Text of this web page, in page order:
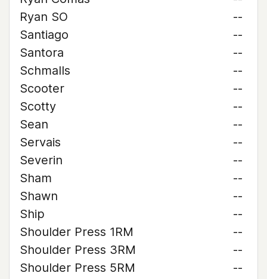
Ryan SO
--
Santiago
--
Santora
--
Schmalls
--
Scooter
--
Scotty
--
Sean
--
Servais
--
Severin
--
Sham
--
Shawn
--
Ship
--
Shoulder Press 1RM
--
Shoulder Press 3RM
--
Shoulder Press 5RM
--